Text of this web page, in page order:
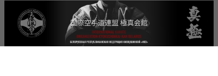
Jump to navigation